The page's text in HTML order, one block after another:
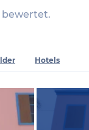
bewertet.
Hotels